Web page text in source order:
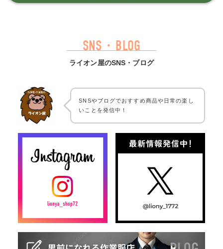
SNS・BLOG
ライオン屋のSNS・ブログ
SNSやブログでおすすめ商品や日常の楽し
いことを発信中！